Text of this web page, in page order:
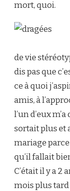
mort, quoi.
de vie
dis pas que
ce à quoi
amis, à
l’un d’eux
sortait plus et
mariage
qu’il fallait
C’était il y a 2
mois plus tard